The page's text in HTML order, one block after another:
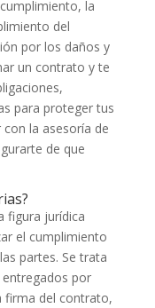
la
del
por los daños y
un contrato y te
para proteger tus
la asesoría de
de que
figura jurídica
el cumplimiento
partes. Se trata
por
firma del contrato,